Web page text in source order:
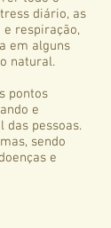
diário, as
respiração,
em alguns
natural.
pontos
e
das pessoas.
sendo
e